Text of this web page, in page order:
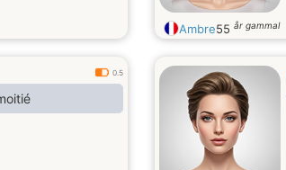
Ambre55 år gammal
0.5